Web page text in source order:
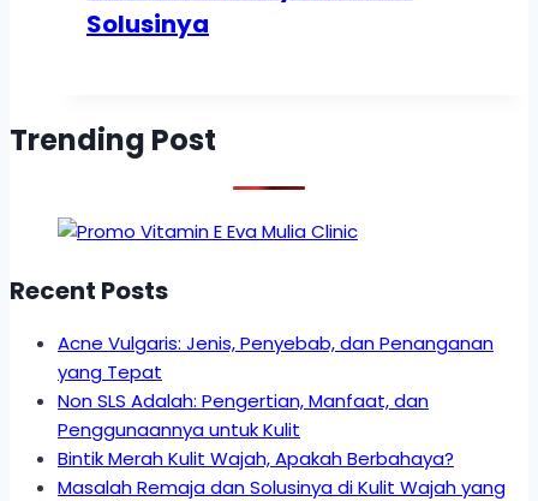
Solusinya
Trending Post
Recent Posts
Acne Vulgaris: Jenis, Penyebab, dan Penanganan
yang Tepat
Non SLS Adalah: Pengertian, Manfaat, dan
Penggunaannya untuk Kulit
Bintik Merah Kulit Wajah, Apakah Berbahaya?
Masalah Remaja dan Solusinya di Kulit Wajah yang